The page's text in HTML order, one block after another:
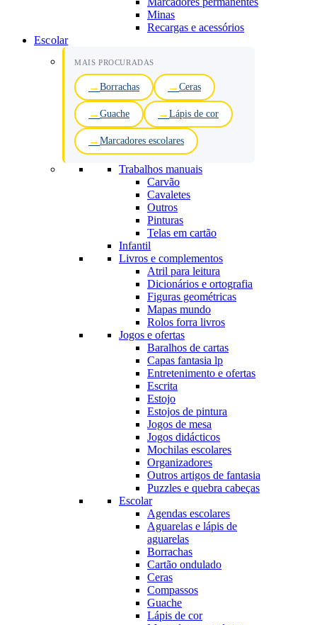
Minas
Recargas e acessórios
Escolar
MAIS PROCURADAS
Borrachas Ceras
Guache Lápis de cor
Marcadores escolares
Trabalhos manuais
Carvão
Cavaletes
Outros
Pinturas
Telas em cartão
Infantil
Livros e complementos
Atril para leitura
Dicionários e ortografia
Figuras geométricas
Mapas mundo
Rolos forra livros
Jogos e ofertas
Baralhos de cartas
Capas fantasia lp
Entretenimento e ofertas
Escrita
Estojo
Estojos de pintura
Jogos de mesa
Jogos didácticos
Mochilas escolares
Organizadores
Outros artigos de fantasia
Puzzles e quebra cabeças
Escolar
Agendas escolares
Aguarelas e lápis de
aguarelas
Borrachas
Cartão ondulado
Ceras
Compassos
Guache
Lápis de cor